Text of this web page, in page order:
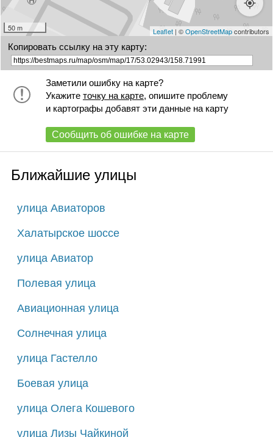
50 m Leaflet| ©OpenStreetMapcontributors
Копировать ссылку на эту карту:
Заметили ошибку на карте?
Укажите точку на карте, опишите проблему
и картографы добавят эти данные на карту
Сообщить об ошибке на карте
Ближайшие улицы
улица Авиаторов
Халатырское шоссе
улица Авиатор
Полевая улица
Авиационная улица
Солнечная улица
улица Гастелло
Боевая улица
улица Олега Кошевого
улица Лизы Чайкиной